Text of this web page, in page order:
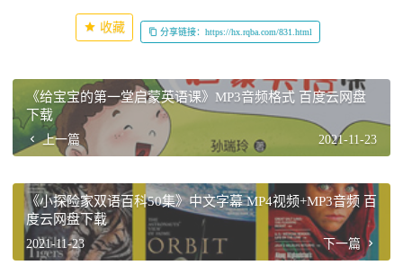
收藏 分享链接：https://hx.rqba.com/831.html
《给宝宝的第一堂启蒙英语课》MP3音频格式 百度云网盘
下载
上一篇 2021-11-23
《小探险家双语百科50集》中文字幕 MP4视频+MP3音频 百
度云网盘下载
2021-11-23 下一篇